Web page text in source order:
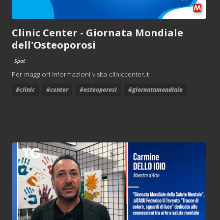
Clinic Center - Giornata Mondiale
dell'Osteoporosi
Spot
Per maggiori informazioni visita cliniccenter.it
#clinic #center #osteoporosi #giornatamondiale